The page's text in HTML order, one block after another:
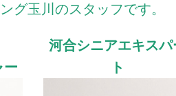
グ玉川のスタッフです。
ー
河合シニアエキスパ
ト